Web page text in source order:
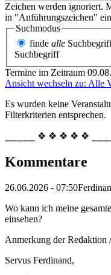
Zeichen werden ignoriert.
in "Anführungszeichen"
Suchmodus
finde alle
Suchbegriff
Termine im Zeitraum
Ansicht wechseln zu: Alle
Es wurden keine
Filterkriterien entsprechen.
⎯⎯⎯⎯⎯ ❖ ❖ ❖ ❖ ❖
Kommentare
26.06.2026 - 07:50
Wo kann ich meine
einsehen?
Anmerkung der Redaktion
Servus Ferdinand,